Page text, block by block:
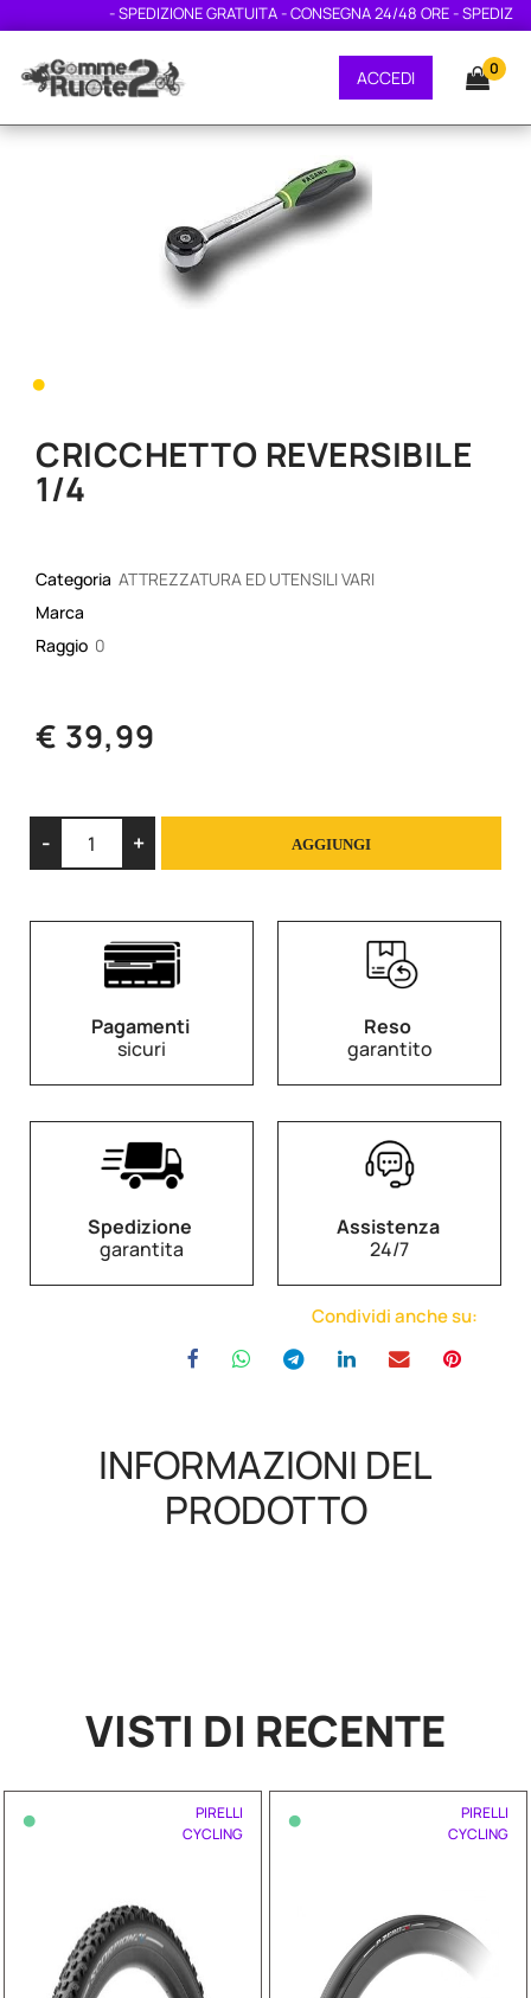
- SPEDIZIONE GRATUITA - CONSEGNA 24/48 ORE -
ACCEDI 0
•
CRICCHETTO REVERSIBILE
1/4
Categoria ATTREZZATURA ED UTENSILI VARI
Marca
Raggio 0
€ 39,99
AGGIUNGI
Pagamenti
sicuri
Reso
garantito
Spedizione
garantita
Assistenza
24/7
Condividi anche su:
INFORMAZIONI DEL
PRODOTTO
VISTI DI RECENTE
•
PIRELLI
CYCLING
•
PIRELLI
CYCLING